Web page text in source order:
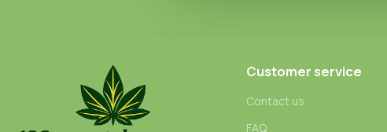
Customer service
Contact us
FAQ